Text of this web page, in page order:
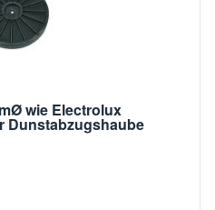
wie Electrolux
Dunstabzugshaube